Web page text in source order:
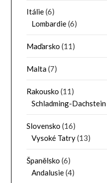
Itálie(6)
Lombardie(6)
Maďarsko (11)
Malta(7)
Rakousko (11)
Schladming-Dachstein
Slovensko (16)
Vysoké Tatry(13)
Španělsko (6)
Andalusie(4)